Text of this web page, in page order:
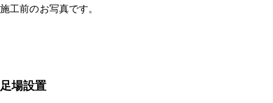
施工前のお写真です。
足場設置